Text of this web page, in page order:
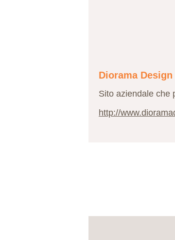
Diorama Design
Sito aziendale che
http://